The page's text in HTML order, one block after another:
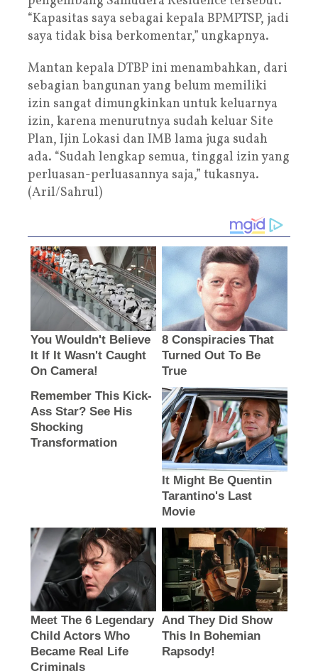
“Kapasitas saya sebagai kepala BPMPTSP, jadi
saya tidak bisa berkomentar,” ungkapnya.
Mantan kepala DTBP ini menambahkan, dari
sebagian bangunan yang belum memiliki
izin sangat dimungkinkan untuk keluarnya
izin, karena menurutnya sudah keluar Site
Plan, Ijin Lokasi dan IMB lama juga sudah
ada. “Sudah lengkap semua, tinggal izin yang
perluasan-perluasannya saja,” tukasnya.
(Aril/Sahrul)